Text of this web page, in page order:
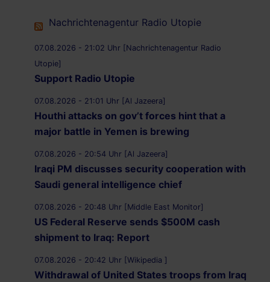
Nachrichtenagentur Radio Utopie
07.08.2026 - 21:02 Uhr [Nachrichtenagentur Radio
Utopie]
Support Radio Utopie
07.08.2026 - 21:01 Uhr [Al Jazeera]
Houthi attacks on gov’t forces hint that a
major battle in Yemen is brewing
07.08.2026 - 20:54 Uhr [Al Jazeera]
Iraqi PM discusses security cooperation with
Saudi general intelligence chief
07.08.2026 - 20:48 Uhr [Middle East Monitor]
US Federal Reserve sends $500M cash
shipment to Iraq: Report
07.08.2026 - 20:42 Uhr [Wikipedia ]
Withdrawal of United States troops from Iraq